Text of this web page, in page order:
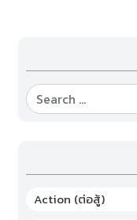
Action (ต่อสู้)